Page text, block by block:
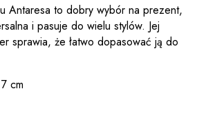
Antaresa to dobry wybór na prezent,
i pasuje do wielu stylów. Jej
sprawia, że łatwo dopasować ją do
cm